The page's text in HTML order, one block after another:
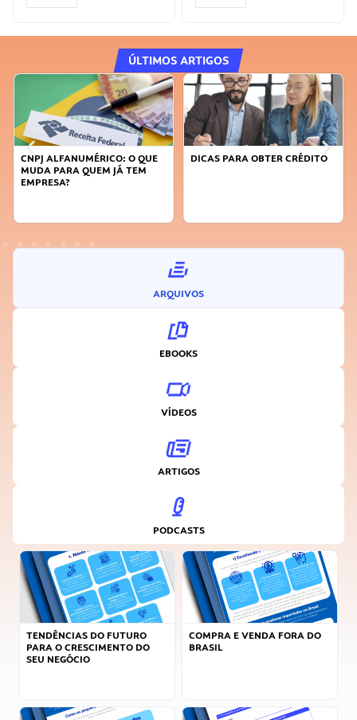
ÚLTIMOS ARTIGOS
DICAS PARA OBTER CRÉDITO
FAÇA A DIFERENÇA: SEJA
ARQUIVOS
EBOOKS
VÍDEOS
ARTIGOS
PODCASTS
TENDÊNCIAS DO FUTURO
PARA O CRESCIMENTO DO
SEU NEGÓCIO
COMPRA E VENDA FORA DO
BRASIL